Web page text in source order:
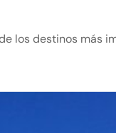
los destinos más